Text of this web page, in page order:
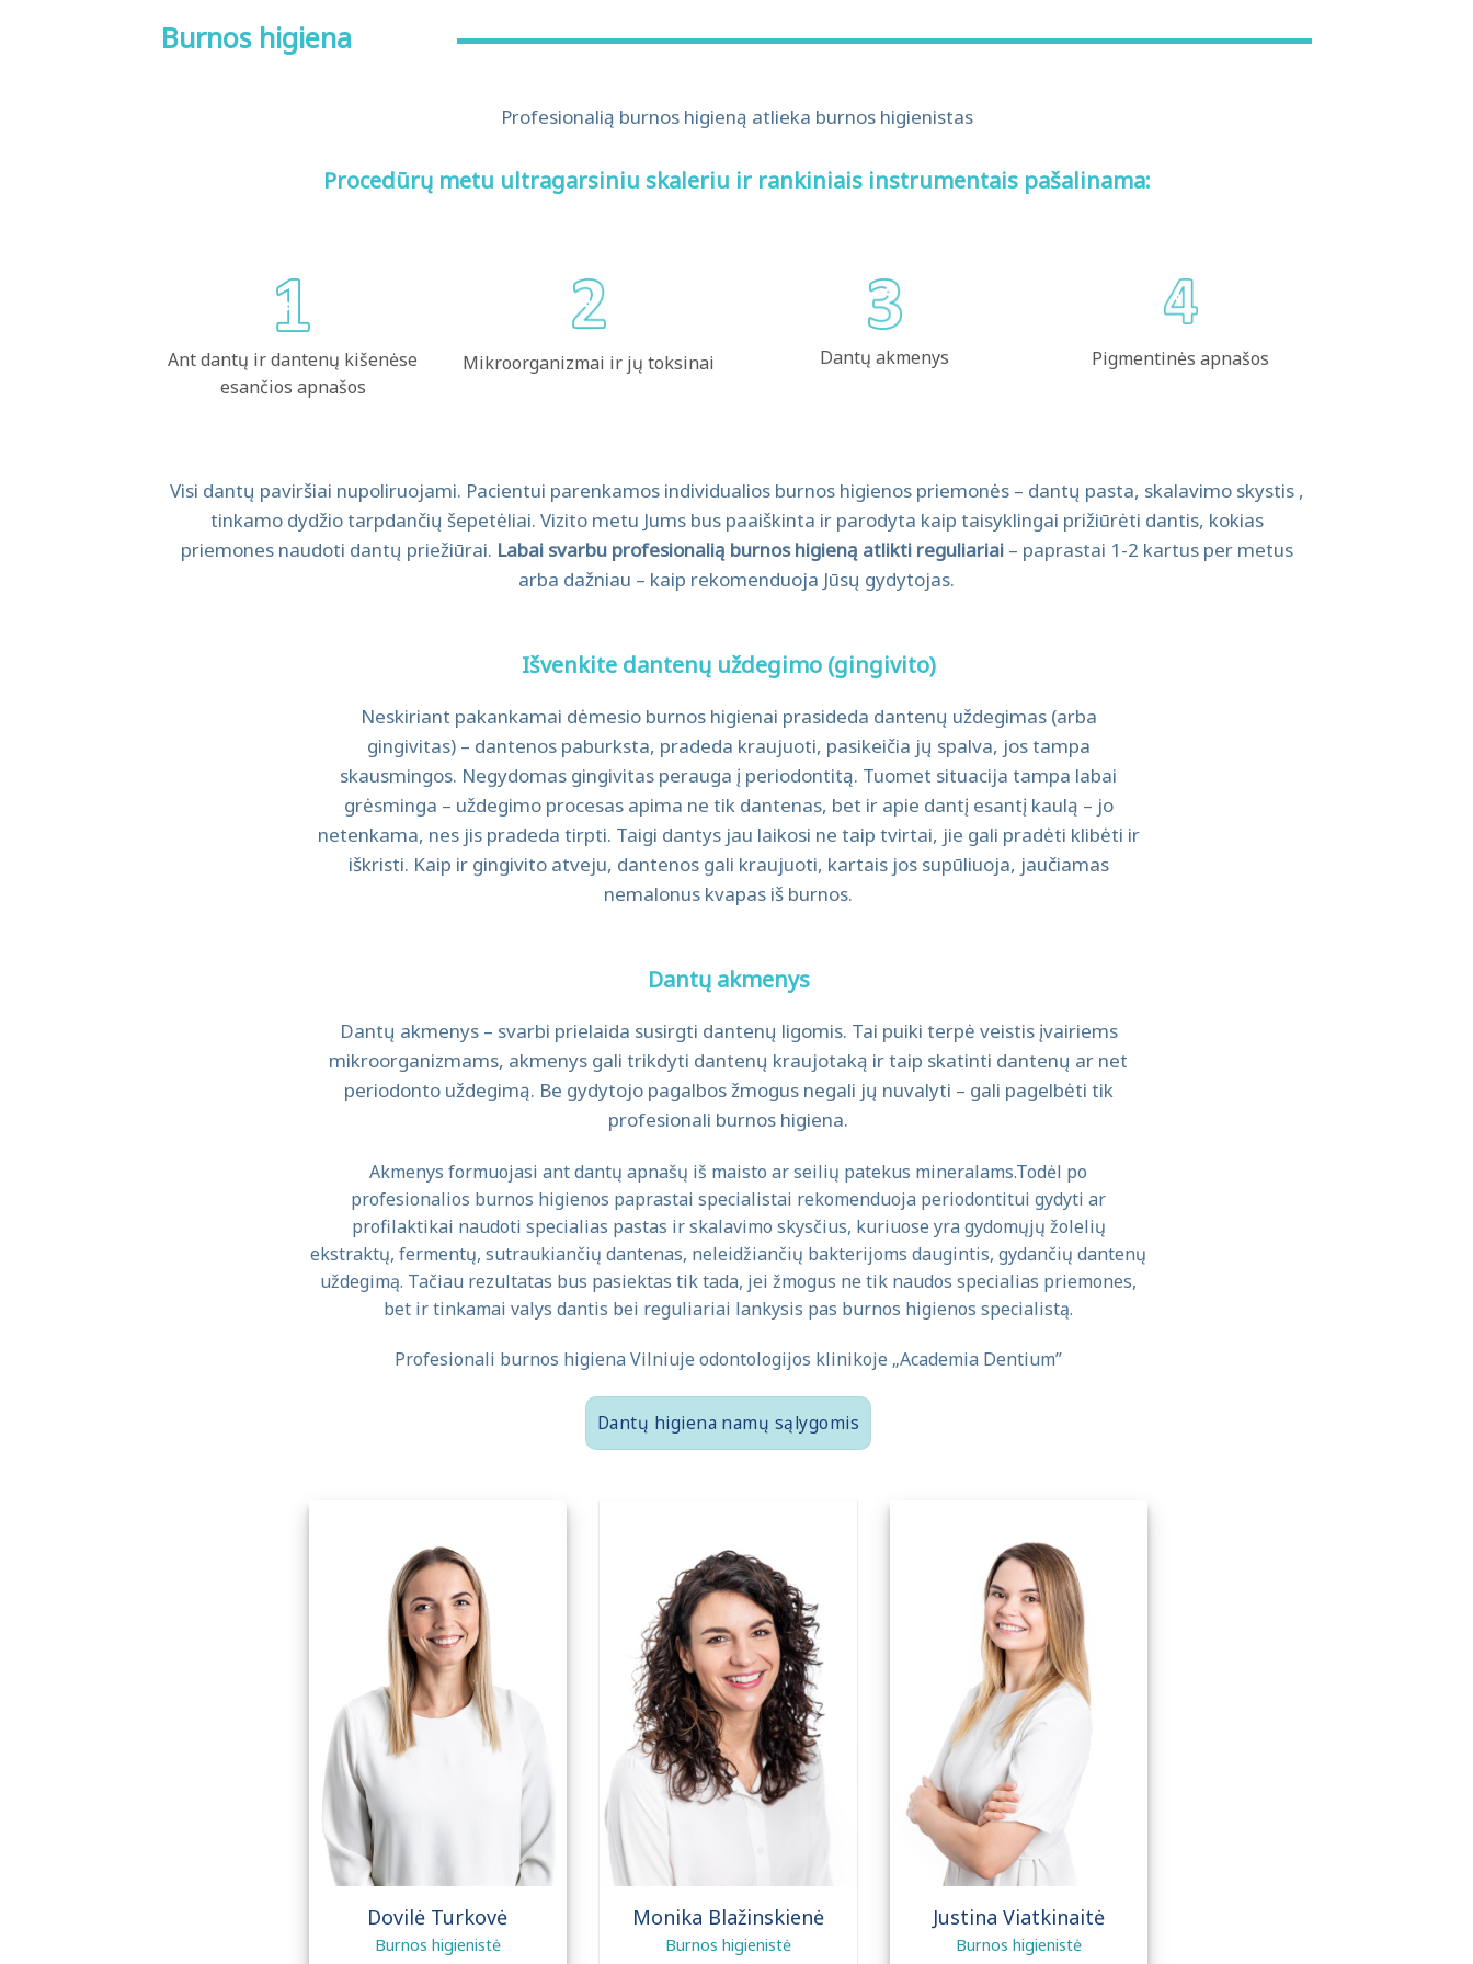
Burnos higiena
Profesionalią burnos higieną atlieka burnos higienistas
Procedūrų metu ultragarsiniu skaleriu ir rankiniais instrumentais pašalinama:
Ant dantų ir dantenų kišenėse
esančios apnašos
Mikroorganizmai ir jų toksinai Dantų akmenys Pigmentinės apnašos
Visi dantų paviršiai nupoliruojami. Pacientui parenkamos individualios burnos higienos priemonės – dantų pasta, skalavimo skystis ,
tinkamo dydžio tarpdančių šepetėliai. Vizito metu Jums bus paaiškinta ir parodyta kaip taisyklingai prižiūrėti dantis, kokias
priemones naudoti dantų priežiūrai. Labai svarbu profesionalią burnos higieną atlikti reguliariai– paprastai 1-2 kartus per metus
arba dažniau – kaip rekomenduoja Jūsų gydytojas.
Išvenkite dantenų uždegimo (gingivito)
Neskiriant pakankamai dėmesio burnos higienai prasideda dantenų uždegimas (arba
gingivitas) – dantenos paburksta, pradeda kraujuoti, pasikeičia jų spalva, jos tampa
skausmingos. Negydomas gingivitas perauga į periodontitą. Tuomet situacija tampa labai
grėsminga – uždegimo procesas apima ne tik dantenas, bet ir apie dantį esantį kaulą – jo
netenkama, nes jis pradeda tirpti. Taigi dantys jau laikosi ne taip tvirtai, jie gali pradėti klibėti ir
iškristi. Kaip ir gingivito atveju, dantenos gali kraujuoti, kartais jos supūliuoja, jaučiamas
nemalonus kvapas iš burnos.
Dantų akmenys
Dantų akmenys – svarbi prielaida susirgti dantenų ligomis. Tai puiki terpė veistis įvairiems
mikroorganizmams, akmenys gali trikdyti dantenų kraujotaką ir taip skatinti dantenų ar net
periodonto uždegimą. Be gydytojo pagalbos žmogus negali jų nuvalyti – gali pagelbėti tik
profesionali burnos higiena.
Akmenys formuojasi ant dantų apnašų iš maisto ar seilių patekus mineralams.Todėl po
profesionalios burnos higienos paprastai specialistai rekomenduoja periodontitui gydyti ar
profilaktikai naudoti specialias pastas ir skalavimo skysčius, kuriuose yra gydomųjų žolelių
ekstraktų, fermentų, sutraukiančių dantenas, neleidžiančių bakterijoms daugintis, gydančių dantenų
uždegimą. Tačiau rezultatas bus pasiektas tik tada, jei žmogus ne tik naudos specialias priemones,
bet ir tinkamai valys dantis bei reguliariai lankysis pas burnos higienos specialistą.
Profesionali burnos higiena Vilniuje odontologijos klinikoje „Academia Dentium”
Dantų higiena namų sąlygomis
Dovilė Turkovė
Burnos higienistė
Monika Blažinskienė
Burnos higienistė
Justina Viatkinaitė
Burnos higienistė